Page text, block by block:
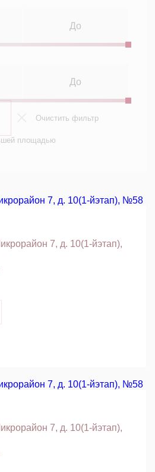
Очистить фильтр
площадью
7, д. 10(1-йэтап),
7, д. 10(1-йэтап),